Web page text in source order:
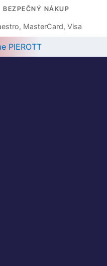
BEZPEČNÝ NÁKUP
MasterCard, Visa